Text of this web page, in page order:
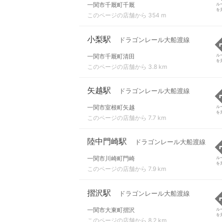
一関市千厩町千厩
このページの店舗から 354 m
ル
を
小梨駅 ドラゴンレール大船渡線
一関市千厩町清田
このページの店舗から 3.8 km
ル
を
矢越駅 ドラゴンレール大船渡線
一関市室根町矢越
このページの店舗から 7.7 km
ル
を
陸中門崎駅 ドラゴンレール大船渡線
一関市川崎町門崎
このページの店舗から 7.9 km
ル
を
摺沢駅 ドラゴンレール大船渡線
一関市大東町摺沢
このページの店舗から 8.2 km
ル
を